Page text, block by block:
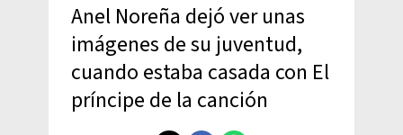
Anel Noreña dejó ver unas
imágenes de su juventud,
cuando estaba casada con El
príncipe de la canción